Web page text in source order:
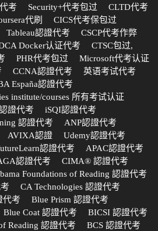
考 Security+代考包过
CLTD代考
代刷
CICS代考保包过
Tableau認證代考
CSCP代考作弊
Docker认证代考
CTSC包过,
PHR代考包过
Microsoft代考认证
CCNA認證代考
英语考试代考
España認證代考
institute/courses 所有考试认证
證代考
iSQI認證代考
認證代考
ANP認證代考
AVIXA認證
Udemy認證代考
認證代考
APAC認證代考
認證代考
CIMA® 認證代考
Foundations of Reading 認證代考
CA Technologies 認證代考
代考
Blue Prism 認證代考
Blue Coat 認證代考
BICSI 認證代考
Reading 認證代考
BCS 認證代考